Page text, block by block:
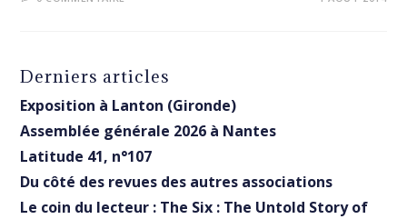
Derniers articles
Exposition à Lanton (Gironde)
Assemblée générale 2026 à Nantes
Latitude 41, n°107
Du côté des revues des autres associations
Le coin du lecteur : The Six : The Untold Story of